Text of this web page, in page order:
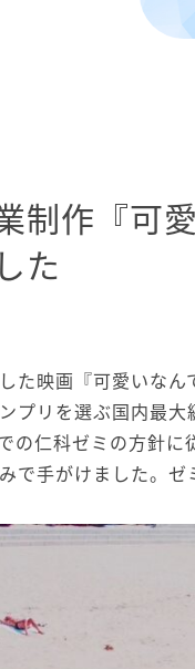
制作『可
た
た映画『可愛いな
プリを選ぶ国内最
の仁科ゼミの方針
で手がけました。ゼ